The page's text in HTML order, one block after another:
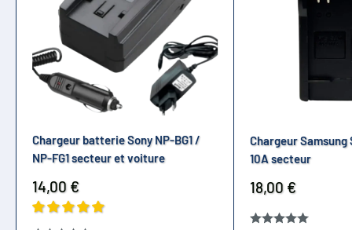
Chargeur batterie Sony NP-BG1 /
NP-FG1 secteur et voiture
Prix
réduit
14,00 €
Chargeur Samsung
10A secteur
Prix
réduit
18,00 €